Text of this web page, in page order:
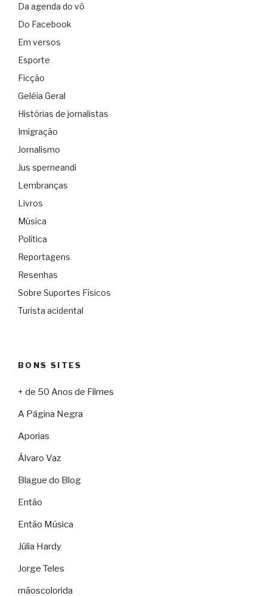
Da agenda do vô
Do Facebook
Em versos
Esporte
Ficção
Geléia Geral
Histórias de jornalistas
Imigração
Jornalismo
Jus sperneandi
Lembranças
Livros
Música
Política
Reportagens
Resenhas
Sobre Suportes Físicos
Turista acidental
BONS SITES
+ de 50 Anos de Filmes
A Página Negra
Aporias
Álvaro Vaz
Blague do Blog
Então
Então Música
Júlia Hardy
Jorge Teles
mãoscolorida